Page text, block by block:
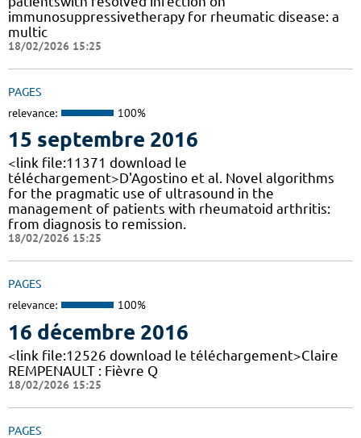
immunosuppressivetherapy for rheumatic disease: a
multic
18/02/2026 15:25
PAGES
relevance: 100%
15 septembre 2016
<link file:11371 download le
téléchargement>D'Agostino et al. Novel algorithms
for the pragmatic use of ultrasound in the
management of patients with rheumatoid arthritis:
from diagnosis to remission.
18/02/2026 15:25
PAGES
relevance: 100%
16 décembre 2016
<link file:12526 download le téléchargement>Claire
REMPENAULT : Fièvre Q
18/02/2026 15:25
PAGES